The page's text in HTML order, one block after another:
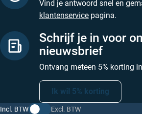
Vind je antwoord snel en
klantenservice pagina.
Schrijf je in voor
nieuwsbrief
Ontvang meteen 5% korting
Ik wil 5% korting
Incl. BTW Excl. BTW